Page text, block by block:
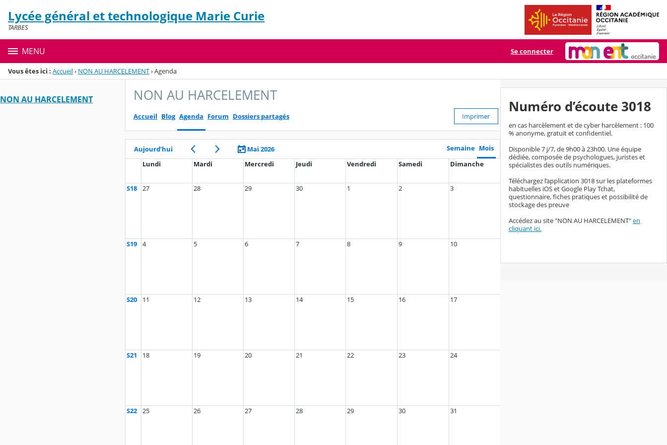
Menu de la rubrique
Contenu
Lycée général et technologique Marie Curie
TARBES
MENU Se connecter
Vous êtes ici : Accueil› NON AU HARCELEMENT›Agenda
NON AU HARCELEMENT NON AU HARCELEMENT
Accueil Blog Agenda Forum Dossiers partagés Imprimer
Aujourd’hui Mai 2026 Semaine Mois
Lundi
Mardi Mercredi Jeudi Vendredi Samedi Dimanche
S18 27 28 29 30 1 2 3
S19 4 5 6 7 8 9 10
S20 11 12 13 14 15 16 17
S21 18 19 20 21 22 23 24
S22 25 26 27 28 29 30 31
Numéro d’écoute 3018
en cas harcèlement et de cyber harcèlement : 100
% anonyme, gratuit et confidentiel.
Disponible 7 j/7, de 9h00 à 23h00. Une équipe
dédiée, composée de psychologues, juristes et
spécialistes des outils numériques.
Téléchargez l’application 3018 sur les plateformes
habituelles iOS et Google Play Tchat,
questionnaire, fiches pratiques et possibilité de
stockage des preuve
Accédez au site "NON AU HARCELEMENT"en
cliquant ici.